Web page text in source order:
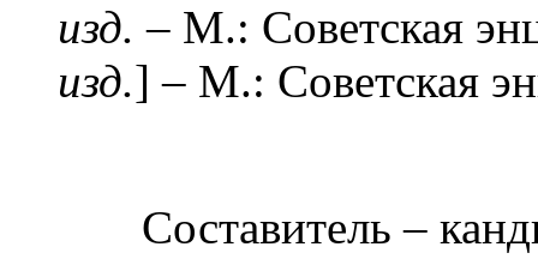
изд. – М.: Советская
изд.] – М.: Советская
Составитель –